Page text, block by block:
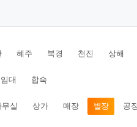
혜주 북경 천진 상해
대 합숙
무실 상가 매장 별장 공